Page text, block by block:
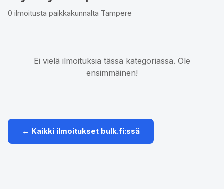
0 ilmoitusta paikkakunnalta Tampere
Ei vielä ilmoituksia tässä kategoriassa. Ole
ensimmäinen!
← Kaikki ilmoitukset bulk.fi:ssä